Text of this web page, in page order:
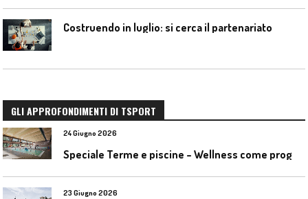
Costruendo in luglio: si cerca il partenariato
GLI APPROFONDIMENTI DI TSPORT
24 Giugno 2026
23 Giugno 2026